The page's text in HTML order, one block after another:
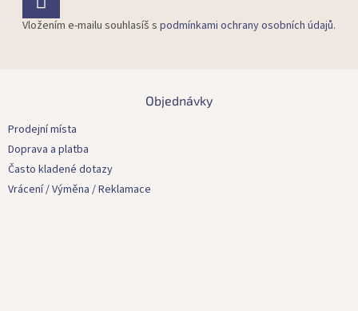
Vložením e-mailu souhlasíš s podmínkami ochrany osobních údajů.
Objednávky
Prodejní místa
Doprava a platba
Často kladené dotazy
Vrácení / Výměna / Reklamace